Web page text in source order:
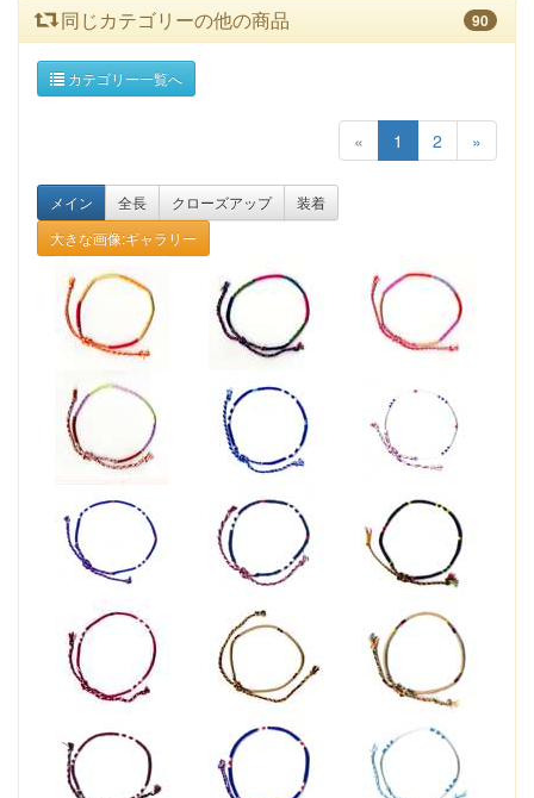
同じカテゴリーの他の商品 90
カテゴリー一覧へ
« 1 2 »
メイン 全長 クローズアップ
装着
大きな画像:ギャラリー